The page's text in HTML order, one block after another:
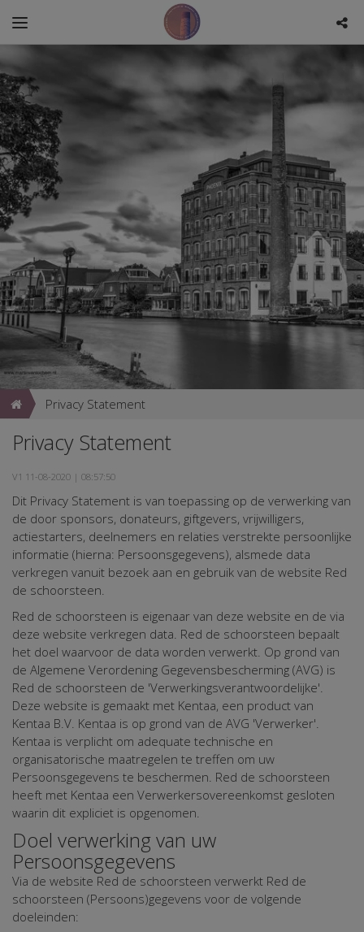
Privacy Statement
Privacy Statement
V1 11-08-2020 | 08:57:50
Dit Privacy Statement is van toepassing op de verwerking van
de door sponsors, donateurs, giftgevers, vrijwilligers,
actiestarters, deelnemers en relaties verstrekte persoonlijke
informatie (hierna: Persoonsgegevens), alsmede data
verkregen vanuit bezoek aan en gebruik van de website Red
de schoorsteen.
Red de schoorsteen is eigenaar van deze website en de via
deze website verkregen data. Red de schoorsteen bepaalt
het doel waarvoor de data worden verwerkt. Op grond van
de Algemene Verordening Gegevensbescherming (AVG) is
Red de schoorsteen de 'Verwerkingsverantwoordelijke'.
Deze website is gemaakt met Kentaa, een product van
Kentaa B.V. Kentaa is op grond van de AVG 'Verwerker'.
Kentaa is verplicht om adequate technische en
organisatorische maatregelen te treffen om uw
Persoonsgegevens te beschermen. Red de schoorsteen
heeft met Kentaa een Verwerkersovereenkomst gesloten
waarin dit expliciet is opgenomen.
Doel verwerking van uw
Persoonsgegevens
Via de website Red de schoorsteen verwerkt Red de
schoorsteen (Persoons)gegevens voor de volgende
doeleinden: